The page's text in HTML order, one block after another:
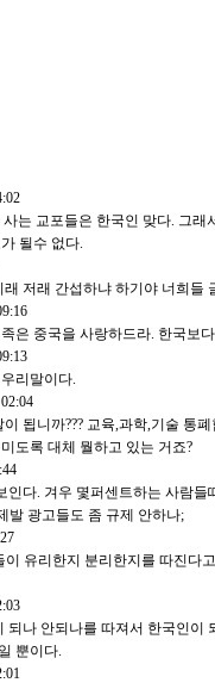
는 교포들은 한국인 맞다. 그
가 될수 없다.
저래 간섭하냐 하기야 너희
은 중국을 사랑하드라. 한국보
리말이다.
됩니까??? 교육,과학,기술 통
도록 대체 뭘하고 있는 거죠?
다. 겨우 몇퍼센트하는 사람
발 광고들도 좀 규제 안하나;
유리한지 분리한지를 따진
나 안되나를 따져서 한국인
뿐이다.